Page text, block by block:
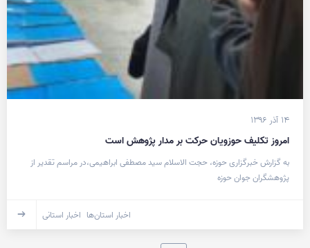
۱۴ آذر ۱۳۹۶
امروز تکلیف حوزویان حرکت بر مدار پژوهش است
به گزارش خبرگزاری حوزه، حجت الاسلام سید مصطفی ابراهیمی،در مراسم تقدیر از
پژوهشگران جوان حوزه
اخبار استان‌ها اخبار استانی